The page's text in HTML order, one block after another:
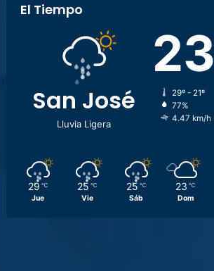
El Tiempo
San José
Lluvia Ligera
23
29º - 21º
77%
4.47 km/h
29 ℃
Jue
25 ℃
Vie
25 ℃
Sáb
23 ℃
Dom